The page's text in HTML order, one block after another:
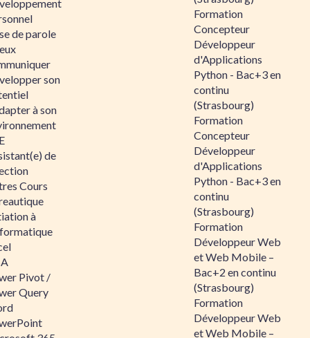
de parole
son
à son
de
Cours
à
Pivot /
Query
Formation
Concepteur
Développeur
d'Applications
Python - Bac+3 en
continu
(Strasbourg)
Formation
Concepteur
Développeur
d'Applications
Python - Bac+3 en
continu
(Strasbourg)
Formation
Développeur Web
et Web Mobile –
Bac+2 en continu
(Strasbourg)
Formation
Développeur Web
et Web Mobile –